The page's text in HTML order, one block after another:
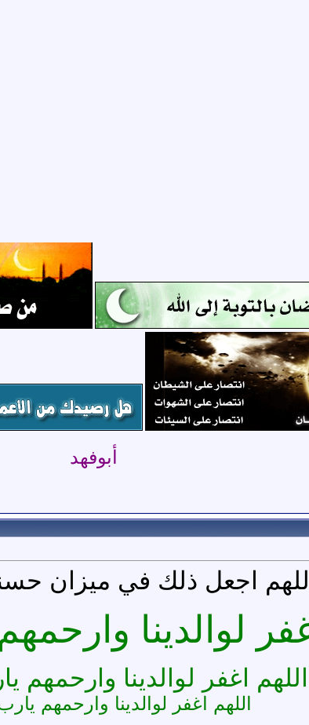
أبوفهد
اجعل ذلك في ميزان
لوالدينا
اللهم اغفر لوالدينا وارحمهم
اللهم اغفر لوالدينا وارحمهم